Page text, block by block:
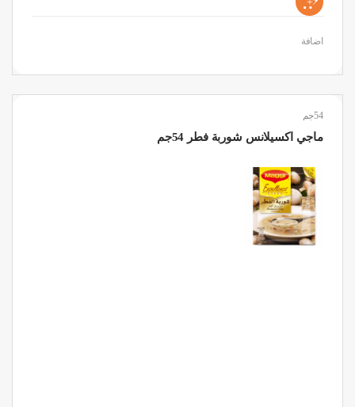
اضافة
54جم
ماجي اكسيلانس شوربة فطر 54جم